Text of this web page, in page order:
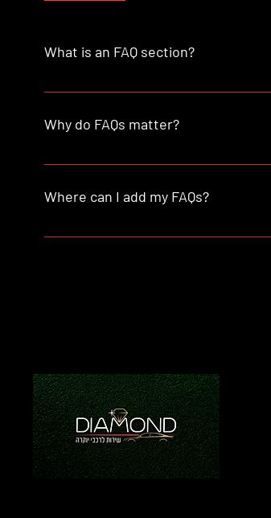
What is an FAQ section?
An FAQ section can be used to quickly
Why do FAQs matter?
FAQs are a great way to help site
Where can I add my FAQs?
FAQs can be added to any page on